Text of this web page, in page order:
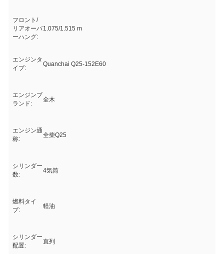
フロント/
リアオーバ
ーハング:
1.075/1.515 m
エンジンタ
イプ:
Quanchai Q25-152E60
エンジンブ
ランド:
全木
エンジン通
称:
全柴Q25
シリンダー
数:
4気筒
燃料タイ
プ:
軽油
シリンダー
配置:
直列